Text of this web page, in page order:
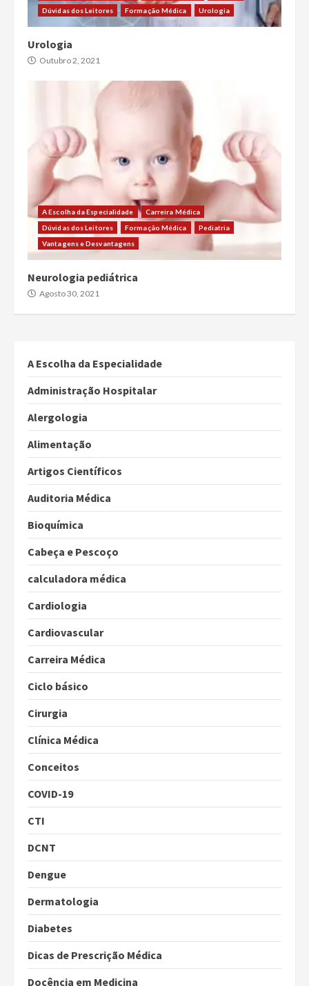
Dúvidas dos Leitores
Formação Médica Urologia
Urologia
Outubro 2, 2021
A Escolha da Especialidade
Carreira Médica
Dúvidas dos Leitores
Formação Médica
Pediatria
Vantagens e Desvantagens
Neurologia pediátrica
Agosto 30, 2021
A Escolha da Especialidade
Administração Hospitalar
Alergologia
Alimentação
Artigos Científicos
Auditoria Médica
Bioquímica
Cabeça e Pescoço
calculadora médica
Cardiologia
Cardiovascular
Carreira Médica
Ciclo básico
Cirurgia
Clínica Médica
Conceitos
COVID-19
CTI
DCNT
Dengue
Dermatologia
Diabetes
Dicas de Prescrição Médica
Docência em Medicina